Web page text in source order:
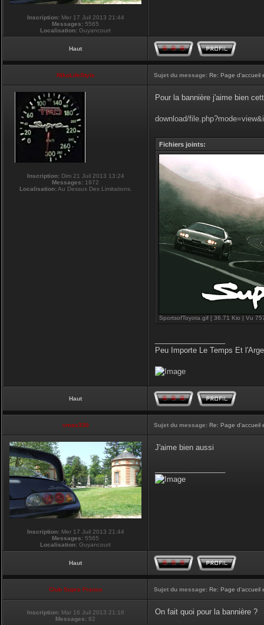
Inscription:Mer 17 Juil 2013 21:44
Messages: 5565
Localisation: Guyancourt
Haut
NikoLifeStyle Sujet du message: Re: Page d'accueil
Inscription:Dim 21 Juil 2013 13:24
Messages: 1972
Localisation:Au Dessus Des Limitations.
Pour la bannière j'aime bien
download/
Fichiers joints:
SportsofToyota.gif [ 36.71 Kio | Vu
Peu Importe Le Temps Et
Haut
vmax330 Sujet du message: Re: Page d'accueil
Inscription:Mer 17 Juil 2013 21:44
Messages: 5565
Localisation: Guyancourt
J'aime bien aussi
Haut
Club Supra France Sujet du message: Re: Page d'accueil
Inscription: Mar 16 Juil 2013 21:16
Messages: 82
On fait quoi pour la bannière ?